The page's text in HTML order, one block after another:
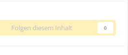
Folgen diesem Inhalt 0